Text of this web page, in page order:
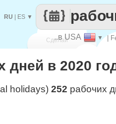
Сделай
..в USA ▼ |
RU ES ▼
дней в 2020
holidays) 252 рабочих